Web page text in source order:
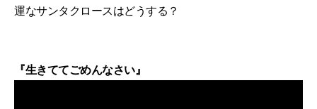
運なサンタクロースはどうする？
『生きててごめんなさい』